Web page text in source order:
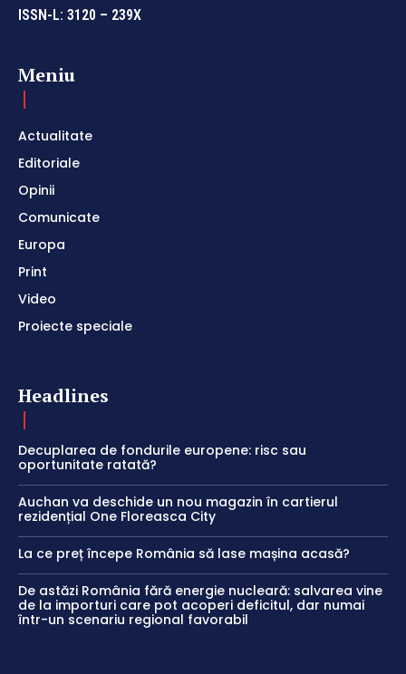
ISSN-L: 3120 – 239X
Meniu
Actualitate
Editoriale
Opinii
Comunicate
Europa
Print
Video
Proiecte speciale
Headlines
Decuplarea de fondurile europene: risc sau
oportunitate ratată?
Auchan va deschide un nou magazin în cartierul
rezidențial One Floreasca City
La ce preț începe România să lase mașina acasă?
De astăzi România fără energie nucleară: salvarea vine
de la importuri care pot acoperi deficitul, dar numai
într-un scenariu regional favorabil